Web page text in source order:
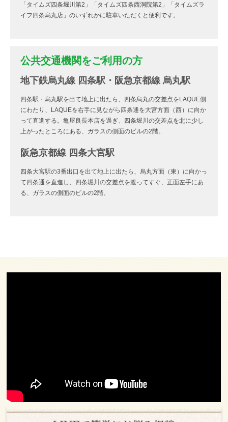
「タイムズ四条堀川第2」「タイムズ四条西洞院第2」「タイムズラ
イフ四条烏丸店」のいずれかに駐車いただくと便利です。
公共交通機関をご利用の方
地下鉄烏丸線 四条駅・阪急京都線 烏丸駅
四条駅・烏丸駅を出て地上に出たら、四条烏丸の交差点をLAQUE側
にわたり、LAQUEを右手に見ながら四条通を大宮方面（西）に向か
って直進する。亀屋良長本店を過ぎ、四条堀川の交差点を北に少し
上がったところにある、ガラスの側面のビルの2階。
阪急京都線 四条大宮駅
四条大宮駅の3番出口を出て地上に出たら、烏丸方面（東）に向かっ
て四条通を直進し、四条堀川の交差点を渡ってすぐ、正面左手にあ
る、ガラスの側面のビルの2階。